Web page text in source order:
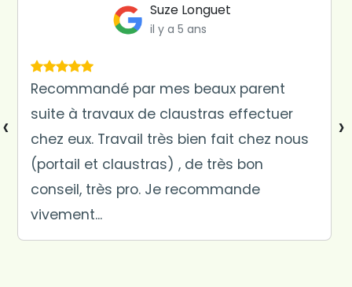
Suze Longuet
il y a 5 ans
Recommandé par mes beaux parent
suite à travaux de claustras effectuer
chez eux. Travail très bien fait chez nous
(portail et claustras) , de très bon
conseil, très pro. Je recommande
vivement...
‹ ›